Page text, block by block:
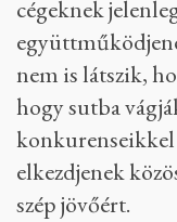
cégeknek
nem is látszik,
hogy sutba
konkurenseikkel
elkezdjenek
szép jövőért.